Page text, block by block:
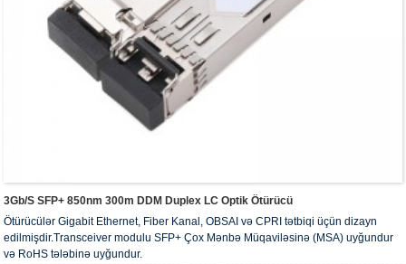
3Gb/s SFP+ 850nm 300m DDM Duplex LC Optik Ötürücü
Ötürücülər Gigabit Ethernet, Fiber Kanal, OBSAI və CPRI tətbiqi üçün dizayn
edilmişdir.Transceiver modulu SFP+ Çox Mənbə Müqaviləsinə (MSA) uyğundur
və RoHS tələbinə uyğundur.